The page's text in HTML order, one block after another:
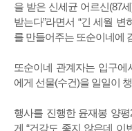
을 받은 신세균 어르신(87
받는다”라면서 “긴 세월
를 만들어주는 또순이네에
또순이네 관계자는 입구
에게 선물(수건)을 일일이
행사를 진행한 윤재봉 양
게 “건강도 좋지 않은데 이